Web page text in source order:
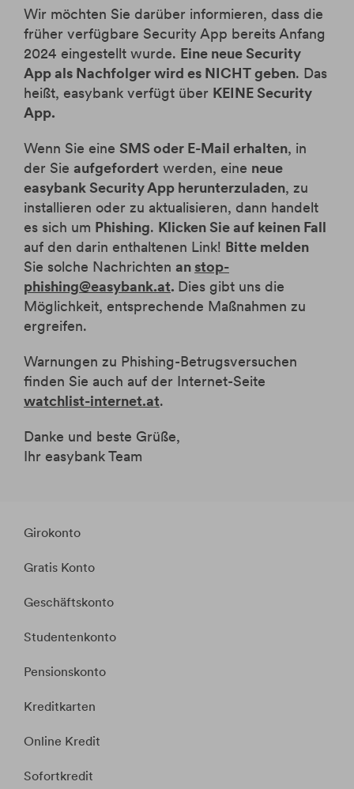
Wir möchten Sie darüber informieren, dass die
früher verfügbare Security App bereits Anfang
2024 eingestellt wurde. Eine neue Security
App als Nachfolger wird es NICHT geben. Das
heißt, easybank verfügt über KEINE Security
App.
Wenn Sie eine SMS oder E-Mail erhalten, in
der Sie aufgefordert werden, eine neue
easybank Security App herunterzuladen, zu
installieren oder zu aktualisieren, dann handelt
es sich um Phishing. Klicken Sie auf keinen Fall
auf den darin enthaltenen Link! Bitte melden
Sie solche Nachrichten an stop-
phishing@easybank.at. Dies gibt uns die
Möglichkeit, entsprechende Maßnahmen zu
ergreifen.
Warnungen zu Phishing-Betrugsversuchen
finden Sie auch auf der Internet-Seite
watchlist-internet.at.
Danke und beste Grüße,
Ihr easybank Team
Girokonto
Gratis Konto
Geschäftskonto
Studentenkonto
Pensionskonto
Kreditkarten
Online Kredit
Sofortkredit